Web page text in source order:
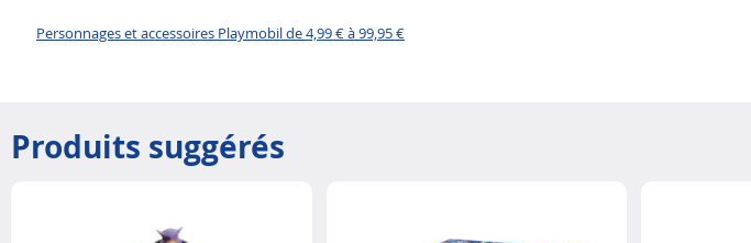
Personnages et accessoires Playmobil de 4,99 € à 99,95 €
Produits suggérés